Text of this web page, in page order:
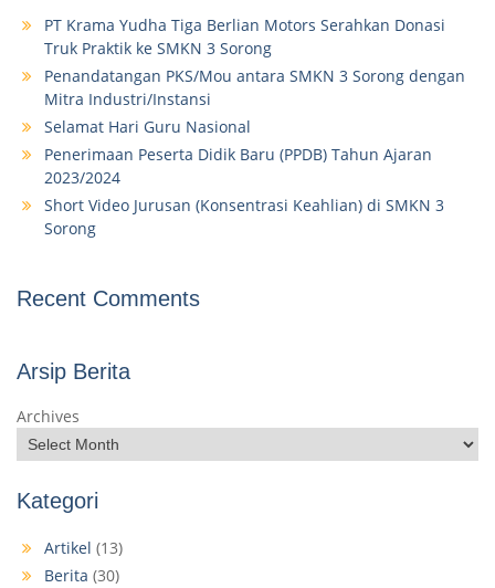
PT Krama Yudha Tiga Berlian Motors Serahkan Donasi
Truk Praktik ke SMKN 3 Sorong
Penandatangan PKS/Mou antara SMKN 3 Sorong dengan
Mitra Industri/Instansi
Selamat Hari Guru Nasional
Penerimaan Peserta Didik Baru (PPDB) Tahun Ajaran
2023/2024
Short Video Jurusan (Konsentrasi Keahlian) di SMKN 3
Sorong
Recent Comments
Arsip Berita
Archives
Kategori
Artikel (13)
Berita (30)